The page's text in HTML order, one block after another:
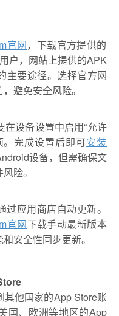
官网，下载官方提供的
户，网站上提供的APK
主要途径。选择官方网
避免安全风险。
设备设置中启用“允许
。完成设置后即可安装
设备，但需确保文
险。
应用商店自动更新。
官网下载手动最新版本
安全性同步更新。
他国家的App Store账
国、欧洲等地区的App